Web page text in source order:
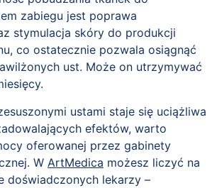
zabiegu jest poprawa
stymulacja skóry do produkcji
co ostatecznie pozwala osiągnąć
ust. Może on utrzymywać
ustami staje się uciążliwa
efektów, warto
oferowanej przez gabinety
W ArtMedica możesz liczyć na
doświadczonych lekarzy –